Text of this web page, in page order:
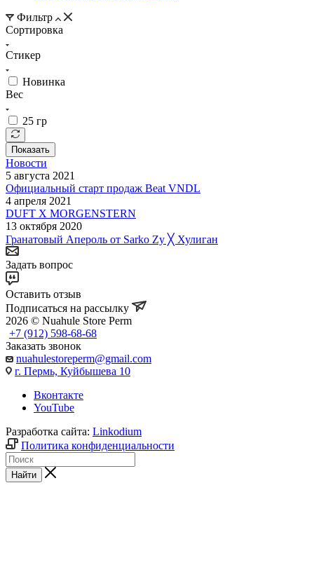
Фильтр
Сортировка
Стикер
Новинка
Вес
25 гр
Показать
Новости
5 августа 2021
Официальный старт продаж Beat VNDL
4 апреля 2021
DUFT X MORGENSTERN
13 октября 2020
Гранатовый Апероль от Sarko Zy ╳ Хулиган
Задать вопрос
Оставить отзыв
Подписаться на рассылку
2026 © Nuahule Store Perm
+7 (912) 598-68-68
Заказать звонок
nuahulestoreperm@gmail.com
г. Пермь, Куйбышева 10
Вконтакте
YouTube
Разработка сайта: Linkodium
Политика конфиденциальности
Найти